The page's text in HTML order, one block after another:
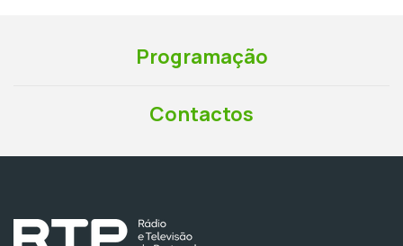
Programação
Contactos